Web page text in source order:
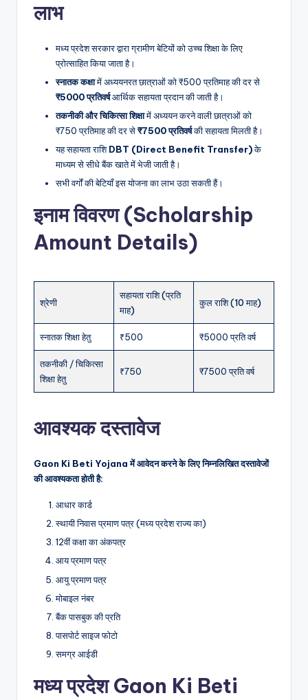
लाभ
मध्य प्रदेश सरकार द्वारा ग्रामीण बेटियों को उच्च शिक्षा के लिए
प्रोत्साहित किया जाता है।
स्नातक कक्षामें अध्ययनरत छात्राओं को ₹500 प्रतिमाह की दर से
₹5000 प्रतिवर्षआर्थिक सहायता प्रदान की जाती है।
तकनीकी और चिकित्सा शिक्षामें अध्ययन करने वाली छात्राओं को
₹750 प्रतिमाह की दर से₹7500 प्रतिवर्षकी सहायता मिलती है।
यह सहायता राशिDBT (Direct Benefit Transfer)के
माध्यम से सीधे बैंक खाते में भेजी जाती है।
सभी वर्गों की बेटियाँ इस योजना का लाभ उठा सकती हैं।
इनाम विवरण (Scholarship
Amount Details)
श्रेणी
सहायता राशि (प्रति
माह)
कुल राशि (10 माह)
स्नातक शिक्षा हेतु ₹500 ₹5000 प्रति वर्ष
तकनीकी / चिकित्सा
शिक्षा हेतु
₹750 ₹7500 प्रति वर्ष
आवश्यक दस्तावेज
Gaon Ki Beti Yojana में आवेदन करने के लिए निम्नलिखित दस्तावेजों
की आवश्यकता होती है:
आधार कार्ड
स्थायी निवास प्रमाण पत्र (मध्य प्रदेश राज्य का)
12वीं कक्षा का अंकपत्र
आय प्रमाण पत्र
आयु प्रमाण पत्र
मोबाइल नंबर
बैंक पासबुक की प्रति
पासपोर्ट साइज फोटो
समग्र आईडी
मध्य प्रदेश Gaon Ki Beti